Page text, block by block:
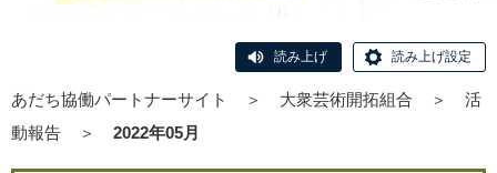
読み上げ 読み上げ設定
あだち協働パートナーサイト ＞ 大衆芸術開拓組合 ＞
活
動報告
＞ 2022年05月